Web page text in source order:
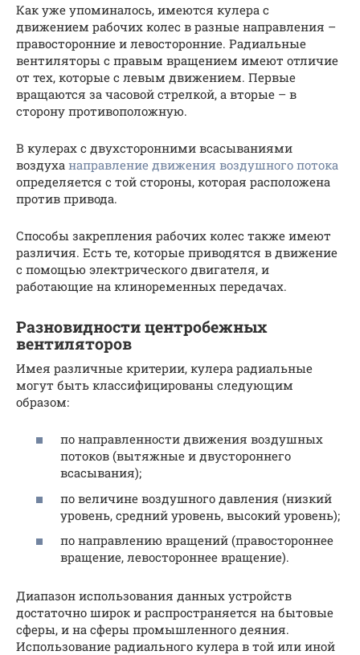
Как уже упоминалось, имеются кулера с
движением рабочих колес в разные направления –
правосторонние и левосторонние. Радиальные
вентиляторы с правым вращением имеют отличие
от тех, которые с левым движением. Первые
вращаются за часовой стрелкой, а вторые – в
сторону противоположную.
В кулерах с двухсторонними всасываниями
воздуха направление движения воздушного потока
определяется с той стороны, которая расположена
против привода.
Способы закрепления рабочих колес также имеют
различия. Есть те, которые приводятся в движение
с помощью электрического двигателя, и
работающие на клиноременных передачах.
Разновидности центробежных
вентиляторов
Имея различные критерии, кулера радиальные
могут быть классифицированы следующим
образом:
по направленности движения воздушных
потоков (вытяжные и двустороннего
всасывания);
по величине воздушного давления (низкий
уровень, средний уровень, высокий уровень);
по направлению вращений (правостороннее
вращение, левостороннее вращение).
Диапазон использования данных устройств
достаточно широк и распространяется на бытовые
сферы, и на сферы промышленного деяния.
Использование радиального кулера в той или иной